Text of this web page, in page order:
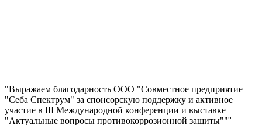
"Выражаем благодарность ООО "Совместное предприятие
"Себа Спектрум" за спонсорскую поддержку и активное
участие в III Международной конференции и выставке
"Актуальные вопросы противокоррозионной защиты"""